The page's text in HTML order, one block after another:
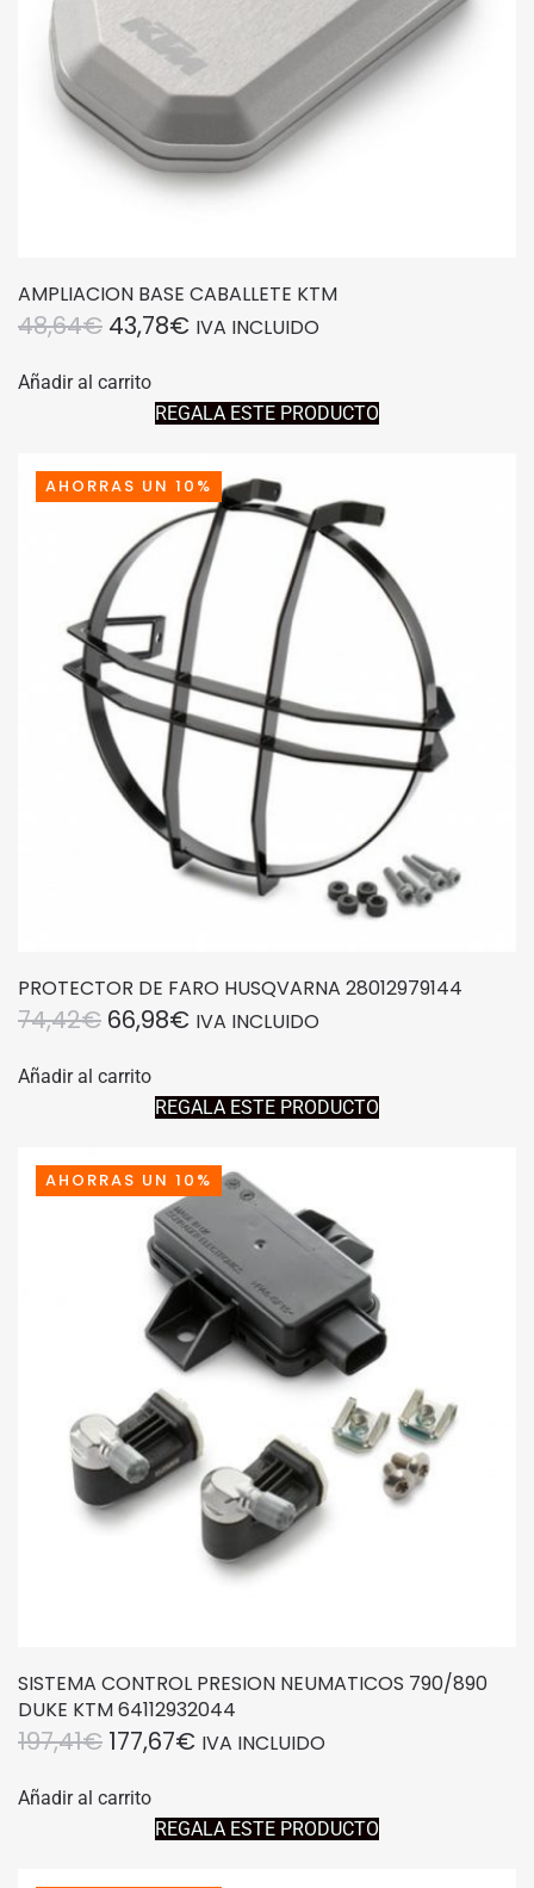
AMPLIACION BASE CABALLETE KTM
48,64€ EL
ORIGINAL
48,64€.
43,78€EL
ACTUAL
ES:
43,78€.
IVA INCLUIDO
Añadir al carrito
REGALA ESTE PRODUCTO
AHORRAS UN 10%
PROTECTOR DE FARO HUSQVARNA 28012979144
74,42€ EL
ORIGINAL
74,42€.
66,98€EL
ACTUAL
ES:
66,98€.
IVA INCLUIDO
Añadir al carrito
REGALA ESTE PRODUCTO
AHORRAS UN 10%
SISTEMA CONTROL PRESION NEUMATICOS 790/890
DUKE KTM 64112932044
197,41€ EL
ORIGINAL
177,67€EL
ACTUAL
ES:
IVA INCLUIDO
Añadir al carrito
REGALA ESTE PRODUCTO